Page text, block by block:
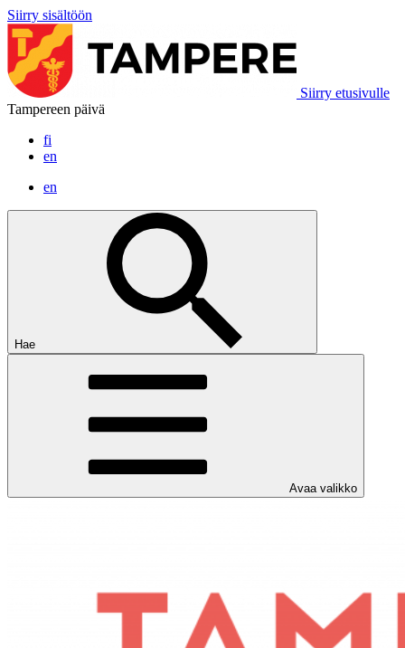
Siirry sisältöön
Siirry etusivulle
Tampereen päivä
fi
en
en
Hae
Avaa valikko